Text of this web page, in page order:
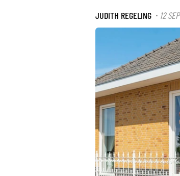
JUDITH REGELING · 12